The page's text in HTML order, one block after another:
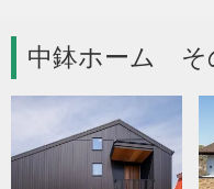
中鉢ホーム そ